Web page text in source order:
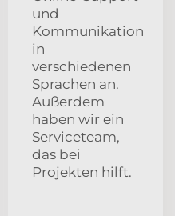
und
Kommunikation
in
verschiedenen
Sprachen an.
Außerdem
haben wir ein
Serviceteam,
das bei
Projekten hilft.